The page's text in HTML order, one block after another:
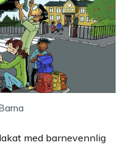
med barnevennlig